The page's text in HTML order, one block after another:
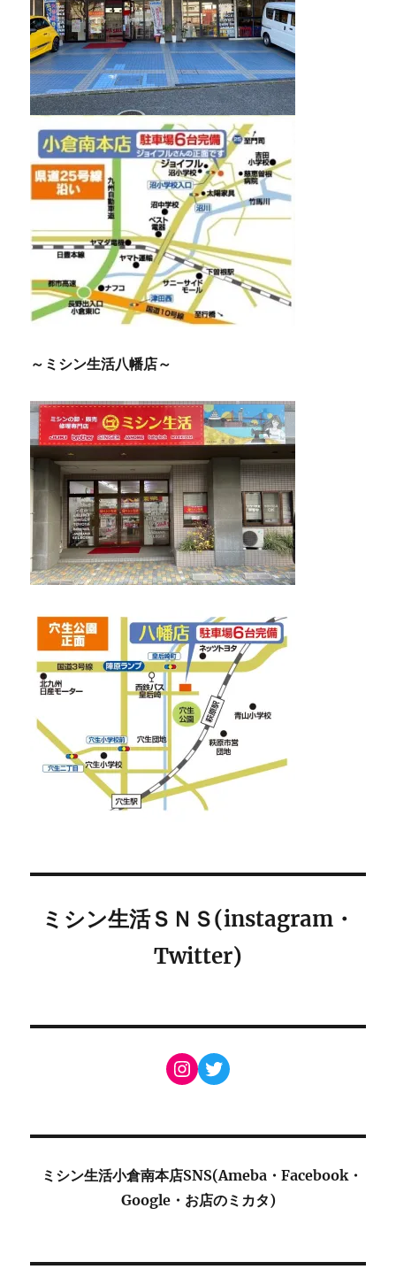
～ミシン生活八幡店～
ミシン生活ＳＮＳ(instagram・
Twitter)
Instagram
Twitter
ミシン生活小倉南本店SNS(Ameba・Facebook・
Google・お店のミカタ)